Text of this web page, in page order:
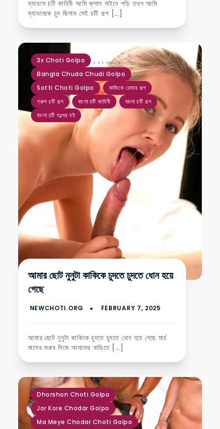
ম্যাডাম চটি কাহিনী আমি ক্লাস নাইনে পড়ি তখন আমি
ম্যাডামকে চুদ ছিলাম সেই চটি গল্প […]
3x Choti Golpo ,
Bangla Chuda Chudi Golpo
,
Sotti Choti Golpo
,
কাকিকে চোদার গল্প
,
গ্রুপ চটি গল্প
,
বাংলা চটি কাহিনী
,
বাংলা চটি গল্প
,
বাংলা চটি গল্পের বই
আমার ছোট নুনুটা কাকিকে চুদতে চুদতে ধোন হয়ে
গেছে
আমার ছোট নুনুটা কাকিকে চুদতে চুদতে ধোন হয়ে গেছে মার্চ
মাসের শুরুর দিকে আমাদের বাড়িতে […]
Dhorshon Choti Golpo ,
Jor Kore Chodar Golpo
,
Ma Meye Chodar Choti Golpo
, ,